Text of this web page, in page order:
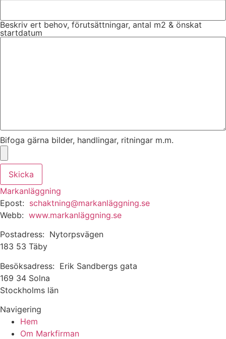
Beskriv ert behov, förutsättningar, antal m2 & önskat
startdatum
Bifoga gärna bilder, handlingar, ritningar m.m.
Skicka
Markanläggning
Epost: schaktning@markanläggning.se
Webb: www.markanläggning.se
Postadress: Nytorpsvägen
183 53 Täby
Besöksadress: Erik Sandbergs gata
169 34 Solna
Stockholms län
Navigering
Hem
Om Markfirman